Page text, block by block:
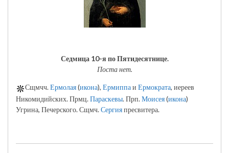
Седмица 10-я по Пятидесятнице.
Поста нет.
Сщмчч.Ермолая(икона), Ермиппаи Ермократа, иереев
Никомидийских. Прмц.Параскевы. Прп.Моисея(икона)
Угрина, Печерского. Сщмч.Сергияпресвитера.